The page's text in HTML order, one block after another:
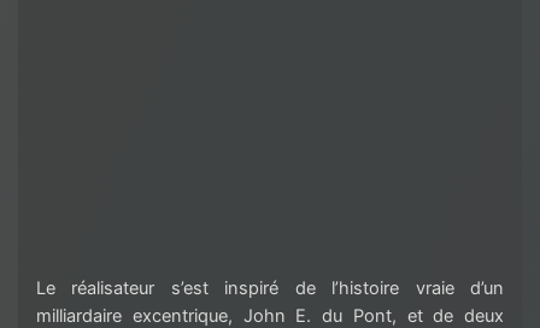
Le réalisateur s’est inspiré de l’histoire vraie d’un
milliardaire excentrique, John E. du Pont, et de deux